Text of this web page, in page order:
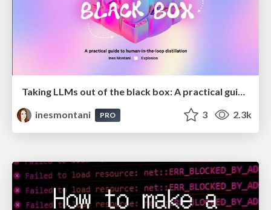
Taking LLMs out of the black box: A practical guide to human-in-the-loop distillation
inesmontani
PRO 3 2.3k